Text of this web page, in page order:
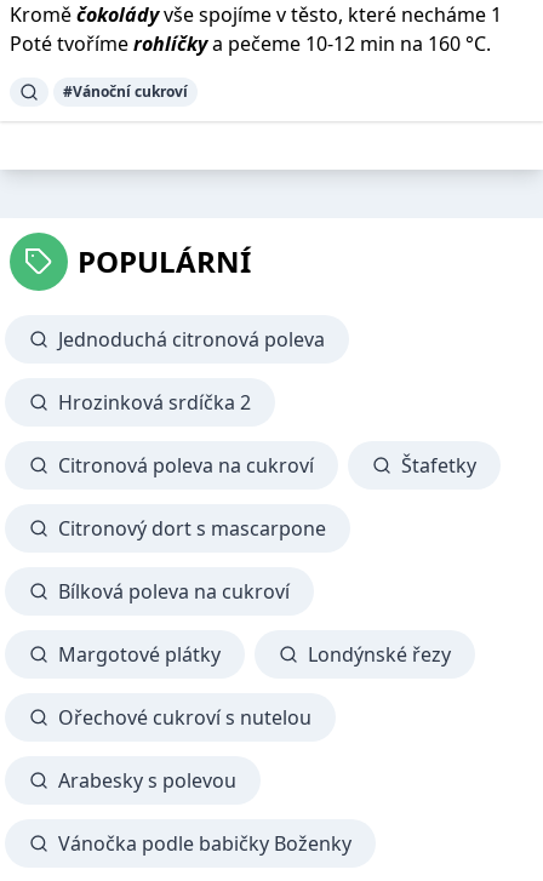
Kroměčokoládyvše spojíme v těsto, které necháme 1
Poté tvořímerohlíčkya pečeme 10-12 min na 160 °C.
#Vánoční cukroví
POPULÁRNÍ
Jednoduchá citronová poleva
Hrozinková srdíčka 2
Citronová poleva na cukroví Štafetky
Citronový dort s mascarpone
Bílková poleva na cukroví
Margotové plátky Londýnské řezy
Ořechové cukroví s nutelou
Arabesky s polevou
Vánočka podle babičky Boženky